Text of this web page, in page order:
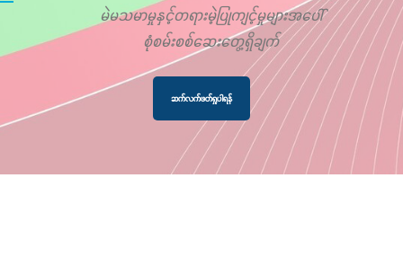
မဲမသမာမှုနှင့်တရားမဲ့ပြုကျင့်မှုများအပေါ်
စုံစမ်းစစ်ဆေးတွေ့ရှိချက်
ဆက်လက်ဖတ်ရှုပါရန်